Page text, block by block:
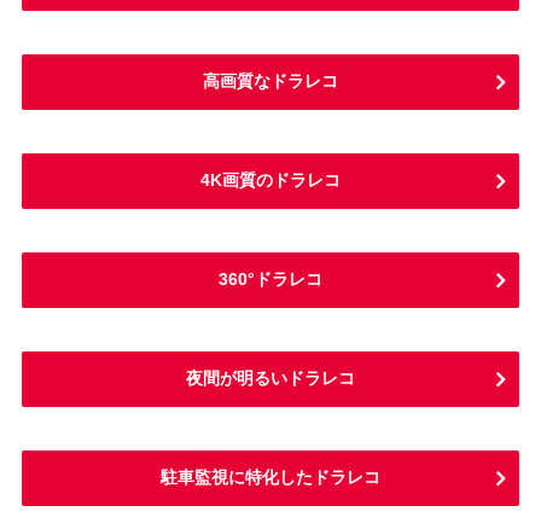
高画質なドラレコ
4K画質のドラレコ
360°ドラレコ
夜間が明るいドラレコ
駐車監視に特化したドラレコ